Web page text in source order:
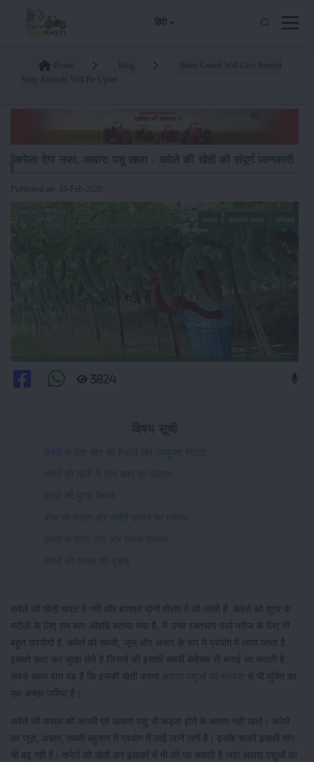
हिंदी
Published on: 10-Feb-2020
3824
करेले के लिए खेत की तैयारी और उपयुक्त मिटटी
करेले की खेती के लिए खाद एवं उर्वरक
करेले की मुख्य किस्में
बीज की मात्रा और नर्सरी डालने का तरीका
करेले के कीट, रोग और उसके उपचार
करेले की फसल की तुड़ाई
करेले की खेती भारत में गर्मी और बरसात दोनों मौसम में की जाती है. करेले को शुगर के
मरीजों के लिए राम बाण ओषधि बताया गया है, ये उच्च रक्तचाप वाले मरीज के लिए भी
बहुत उपयोगी है. करेले को सब्जी, जूस और अचार के रूप में प्रयोग में लाया जाता है.
इसको काट कर सुखा लेते है जिससे की इसकी सब्जी बेमौसम भी बनाई जा सकती है.
सबसे अहम बात यह है कि इसकी खेती करना
आवारा पशुओं की समस्या
से भी मुक्ति का
एक अच्छा जरिया है।
करेले की फसल को जंगली एवं आवारा पशु भी कड़वा होने के कारण नहीं खाते। करेले
का जूस, अचार, सब्जी बहुताय में प्रयोग में लाई जाने लगी है। इसके चलते इसकी मांग
भी बढ़ रही है। करेले की खेती उन ​इलाकों में भी की जा सकती है जहां अवारा पशुओं का